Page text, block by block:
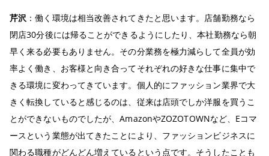
芹沢 ：働く環境は相当改善されてきたと思います。店舗勤務なら
閉店30分後には帰ることができるようにしたり、本社勤務なら朝
早く来る必要もありません。その分業務を極力減らして全員が効
率よく働き、お客様と向き合ってそれぞれの好きな仕事に集中で
きる環境に変わってきています。個人的にファッション業界で大
きく転換していると感じるのは、従来は店頭でしか洋服を買うこ
とができないものでしたが、AmazonやZOZOTOWNなど、Eコマ
ースという業態が出てきたことにより、ファッションビジネスに
関わる職種がどんどん増えているという点です。そうしたことも